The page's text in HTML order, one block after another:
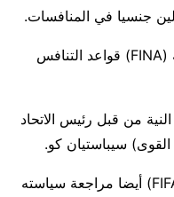
جنسيا في المنافسات.
في يونيو شدد الاتحاد الدولي للسباحة (FINA) قواعد التنافس
من قبل رئيس الاتحاد
القوى) سيباستيان كو.
ويخطط الاتحاد الدولي لكرة القدم (FIFA) أيضا مراجعة سياسته